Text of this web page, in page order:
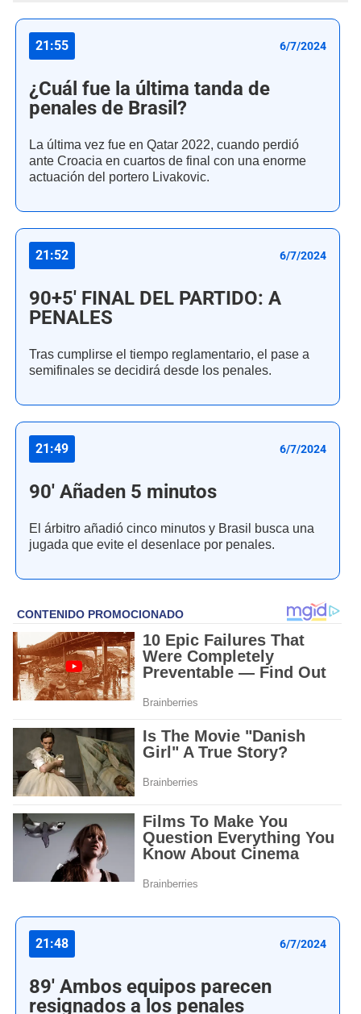
21:55 6/7/2024
¿Cuál fue la última tanda de
penales de Brasil?
La última vez fue en Qatar 2022, cuando perdió
ante Croacia en cuartos de final con una enorme
actuación del portero Livakovic.
21:52 6/7/2024
90+5' FINAL DEL PARTIDO: A
PENALES
Tras cumplirse el tiempo reglamentario, el pase a
semifinales se decidirá desde los penales.
21:49 6/7/2024
90' Añaden 5 minutos
El árbitro añadió cinco minutos y Brasil busca una
jugada que evite el desenlace por penales.
21:48 6/7/2024
89' Ambos equipos parecen
resignados a los penales